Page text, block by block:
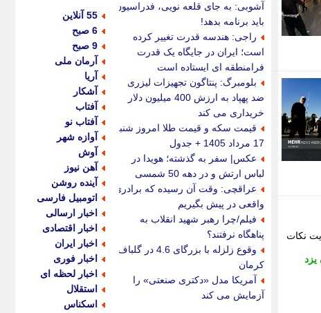
نکات
یزد
آشوبی: به جای قلعه نویی، فدراسیون
باید برنامه بدهد!
راجی: هندسه قدرت تغییر کرده
است؛ ایران در جایگاه یک قدرت
فرامنطقه ای ایستاده است
بلومبرگ: پنتاگون تجهیزات لیزری
ضد پهپاد به ارزش 400 میلیون دلار
خریداری می کند
قیمت سکه و قیمت طلا امروز شنبه
17 مرداد 1405 + جدول
عکس| سفر به گذشته؛ هویدا در
لباس ارتش و در دهه 50 شمسی
عراقچی: وقت آن رسیده که برادری
واقعی در پیش بگیریم
فیلم/چرا رهبر شهید انقلاب به
پناهگاه نرفتند؟
وقوع زلزله با بزرگای 4.6 در گلباف
کرمان
آمریکا مدل «دکتری صنعتی» را
آزمایش می کند
55 آنلاین
6 صبح
9 صبح
آرمان ملی
آریا
آشکار
آفتاب
آفتاب نو
آوازه شهر
آوش
آهن نیوز
آینده روشن
اتومبیل فارسی
اخبار ارسالی
اخبار اقتصادی
اخبار ایران
اخبار فوری
اخبار لحظه ای
استقلال
اسکناس